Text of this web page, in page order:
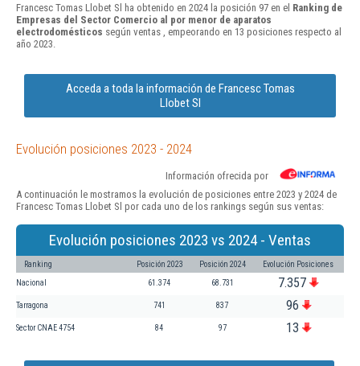
Francesc Tomas Llobet Sl ha obtenido en 2024 la posición 97 en el Ranking de
Empresas del Sector Comercio al por menor de aparatos
electrodomésticos según ventas , empeorando en 13 posiciones respecto al
año 2023.
Acceda a toda la información de Francesc Tomas
Llobet Sl
Evolución posiciones 2023 - 2024
Información ofrecida por
A continuación le mostramos la evolución de posiciones entre 2023 y 2024 de
Francesc Tomas Llobet Sl por cada uno de los rankings según sus ventas:
Evolución posiciones 2023 vs 2024 - Ventas
Ranking Posición 2023 Posición 2024 Evolución Posiciones
Nacional 61.374 68.731 7.357
Tarragona 741 837 96
Sector CNAE 4754 84 97 13